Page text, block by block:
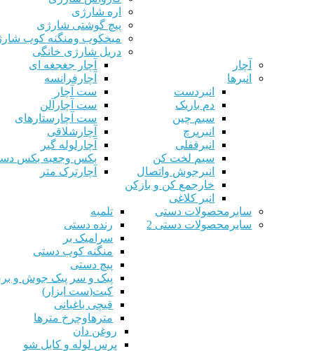
اره شارژی
پیچ گوشتی شارژی
میخکوب ومنگنه کوب
دریل شارژی خانگی
آچار
آچار جغجغه ای
آچارفرانسه
ست آچار
ست آچارآلن
ست آچارستارهای
آچارشلاقی
آچارلوله گیر
بکس وجعبه بکس
آچارترک متر
انبرها
انبردست
دم باریک
سیم چین
انبرپرچ
انبرقفلی
سیم لخت کن
انبرجوش واتصال
خارجمع کن و بازکن
انبر کلاغی
سایرمحصولات دستی
تلمبه
رنده دستی
سرامیک بر
منگنه کوب دستی
پیچ دستی
پیک و سر پیک جوش و
کیت(ست ابزار)
قیچی باغبانی
مترهاوچرخ مترها
سایرمحصولات دستی 2
روغن دان
پرس لوله و کابل شو